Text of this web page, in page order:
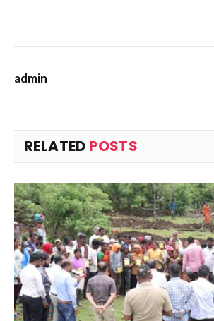
admin
RELATED POSTS